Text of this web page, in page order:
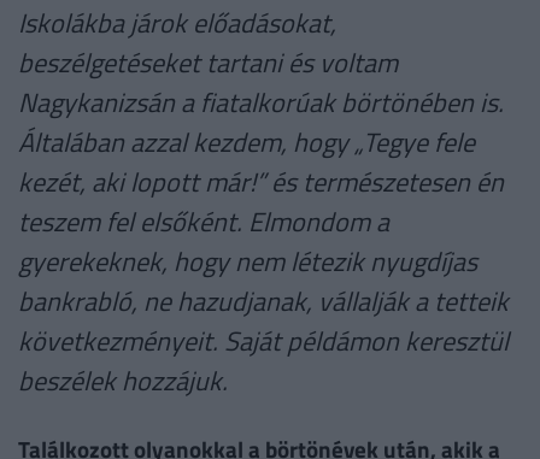
Iskolákba járok előadásokat,
beszélgetéseket tartani és voltam
Nagykanizsán a fiatalkorúak börtönében is.
Általában azzal kezdem, hogy „Tegye fele
kezét, aki lopott már!” és természetesen én
teszem fel elsőként. Elmondom a
gyerekeknek, hogy nem létezik nyugdíjas
bankrabló, ne hazudjanak, vállalják a tetteik
következményeit. Saját példámon keresztül
beszélek hozzájuk.
Találkozott olyanokkal a börtönévek után, akik a